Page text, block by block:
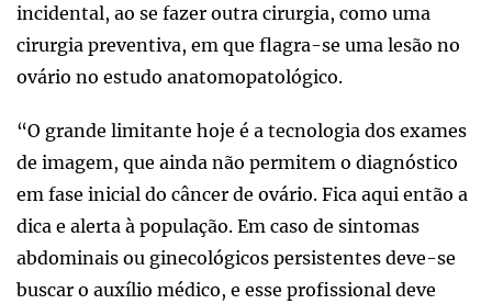
incidental, ao se fazer outra cirurgia, como uma
cirurgia preventiva, em que flagra-se uma lesão no
ovário no estudo anatomopatológico.
“O grande limitante hoje é a tecnologia dos exames
de imagem, que ainda não permitem o diagnóstico
em fase inicial do câncer de ovário. Fica aqui então a
dica e alerta à população. Em caso de sintomas
abdominais ou ginecológicos persistentes deve-se
buscar o auxílio médico, e esse profissional deve